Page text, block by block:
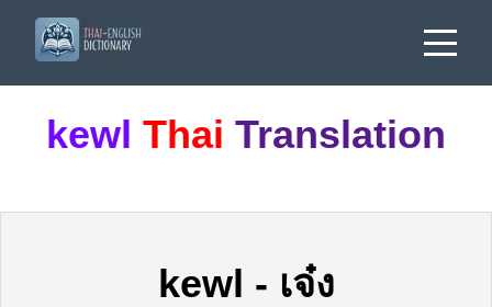
kewl Thai Translation
kewl - เจ๋ง